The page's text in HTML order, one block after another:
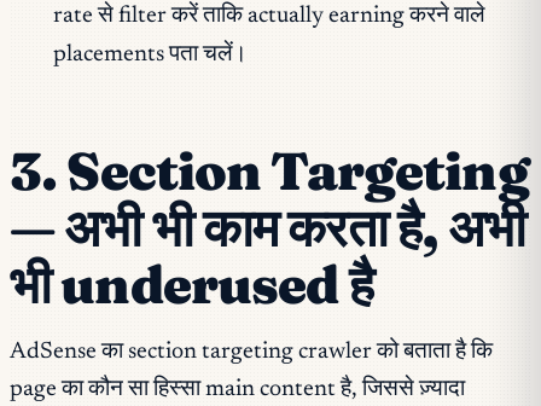
rate से filter करें ताकि actually earning करने वाले
placements पता चलें।
3. Section Targeting
— अभी भी काम करता है, अभी
भी underused है
AdSense का section targeting crawler को बताता है कि
page का कौन सा हिस्सा main content है, जिससे ज़्यादा